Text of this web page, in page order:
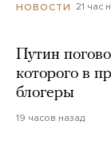
НОВОСТИ 21 час
Путин
которого в
блогеры
19 часов назад